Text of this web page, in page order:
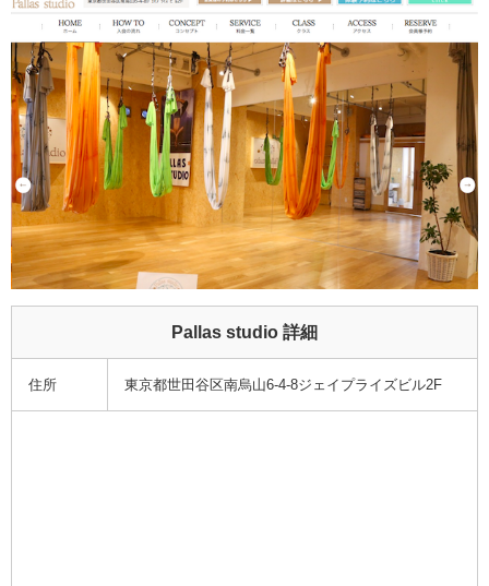
Pallas studio 詳細
住所 東京都世田谷区南烏山6-4-8ジェイプライズビル2F